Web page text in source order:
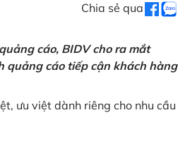
Chia sẻ qua
cáo, BIDV cho ra mắt
quảng cáo tiếp cận khách hàng
ưu việt dành riêng cho nhu cầu